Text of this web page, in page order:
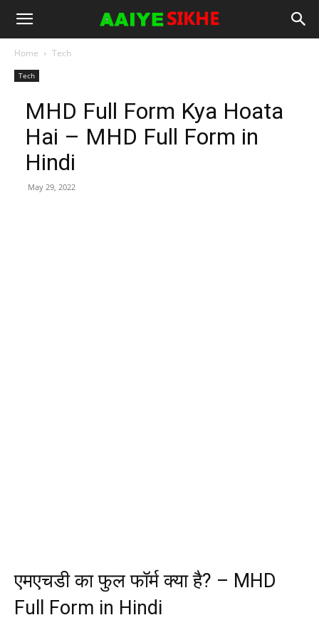
Home Tech
Tech
MHD Full Form Kya Hoata
Hai – MHD Full Form in
Hindi
May 29, 2022
एमएचडी का फुल फॉर्म क्या है? – MHD
Full Form in Hindi